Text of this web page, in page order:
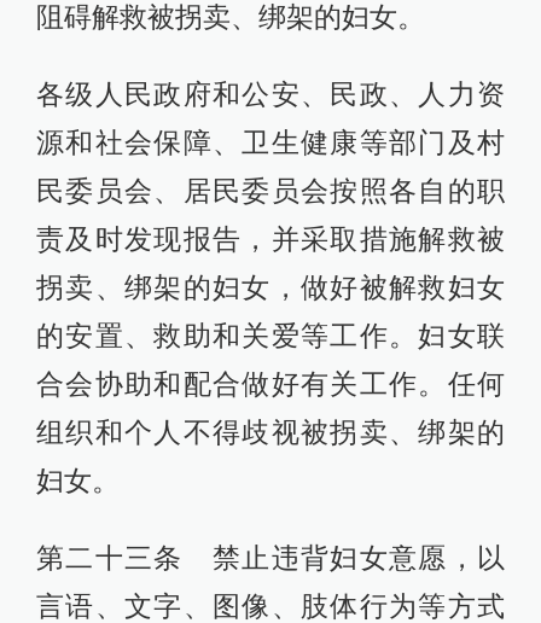
阻碍解救被拐卖、绑架的妇女。
各级人民政府和公安、民政、人力资
源和社会保障、卫生健康等部门及村
民委员会、居民委员会按照各自的职
责及时发现报告，并采取措施解救被
拐卖、绑架的妇女，做好被解救妇女
的安置、救助和关爱等工作。妇女联
合会协助和配合做好有关工作。任何
组织和个人不得歧视被拐卖、绑架的
妇女。
第二十三条 禁止违背妇女意愿，以
言语、文字、图像、肢体行为等方式